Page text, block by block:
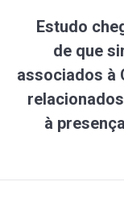
Próximo
post:
Estudo
de que
associados à
à